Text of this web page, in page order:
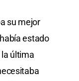
su mejor
estado
la última